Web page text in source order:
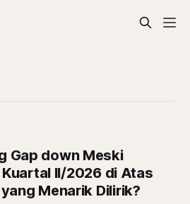
Gap down Meski
II/2026 di Atas
Menarik Dilirik?